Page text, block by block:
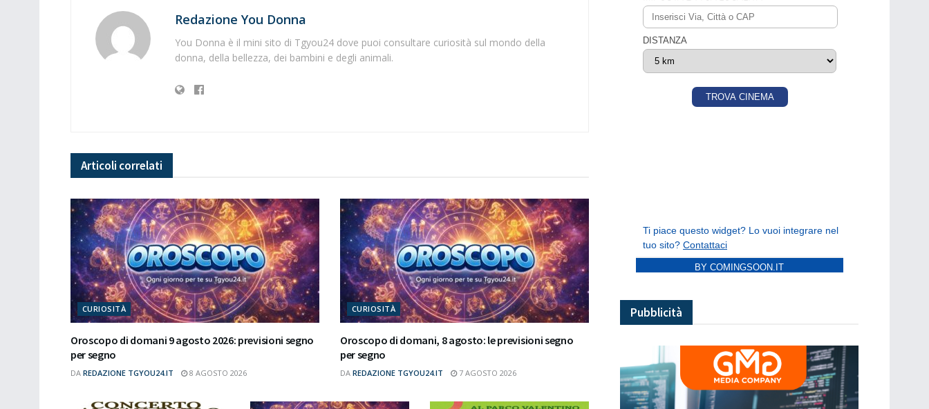
Redazione You Donna
You Donna è il mini sito di Tgyou24 dove puoi consultare curiosità sul mondo della
donna, della bellezza, dei bambini e degli animali.
Articoli correlati
CURIOSITÀ
Oroscopo di domani 9 agosto 2026: previsioni segno
per segno
DA REDAZIONE TGYOU24.IT 8 AGOSTO 2026
CURIOSITÀ
Oroscopo di domani, 8 agosto: le previsioni segno
per segno
DA REDAZIONE TGYOU24.IT 7 AGOSTO 2026
BY COMINGSOON.IT
Pubblicità